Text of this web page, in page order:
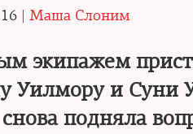
| Маша Слоним
экипажем
Уилмору и Суни
подняла